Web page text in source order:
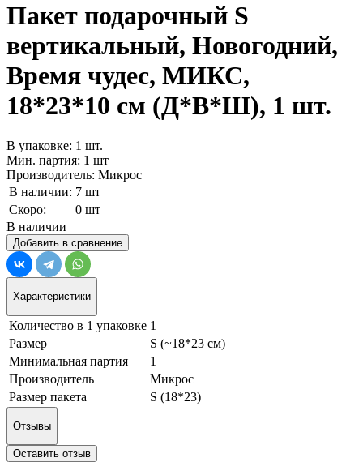
Пакет подарочный S
вертикальный, Новогодний,
Время чудес, МИКС,
18*23*10 см (Д*В*Ш), 1 шт.
В упаковке: 1 шт.
Мин. партия: 1 шт
Производитель: Микрос
В наличии: 7 шт
Скоро:
0 шт
В наличии
Добавить в сравнение
Характеристики
Количество в 1 упаковке 1
Размер
S (~18*23 см)
Минимальная партия
1
Производитель
Микрос
Размер пакета
S (18*23)
Отзывы
Оставить отзыв